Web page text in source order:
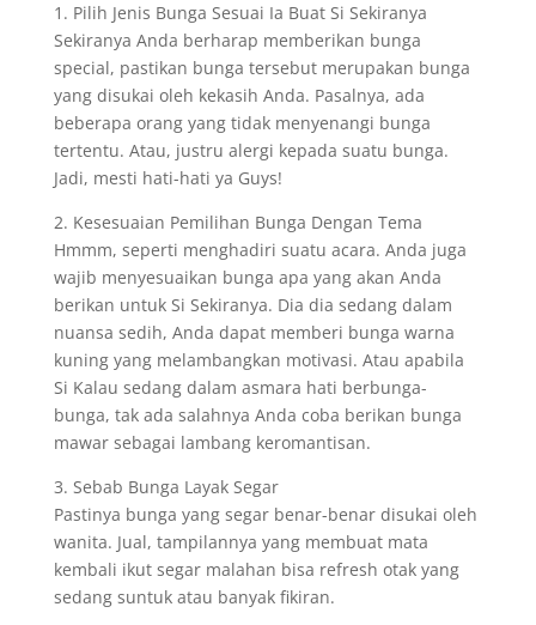
1. Pilih Jenis Bunga Sesuai Ia Buat Si Sekiranya
Sekiranya Anda berharap memberikan bunga
special, pastikan bunga tersebut merupakan bunga
yang disukai oleh kekasih Anda. Pasalnya, ada
beberapa orang yang tidak menyenangi bunga
tertentu. Atau, justru alergi kepada suatu bunga.
Jadi, mesti hati-hati ya Guys!
2. Kesesuaian Pemilihan Bunga Dengan Tema
Hmmm, seperti menghadiri suatu acara. Anda juga
wajib menyesuaikan bunga apa yang akan Anda
berikan untuk Si Sekiranya. Dia dia sedang dalam
nuansa sedih, Anda dapat memberi bunga warna
kuning yang melambangkan motivasi. Atau apabila
Si Kalau sedang dalam asmara hati berbunga-
bunga, tak ada salahnya Anda coba berikan bunga
mawar sebagai lambang keromantisan.
3. Sebab Bunga Layak Segar
Pastinya bunga yang segar benar-benar disukai oleh
wanita. Jual, tampilannya yang membuat mata
kembali ikut segar malahan bisa refresh otak yang
sedang suntuk atau banyak fikiran.